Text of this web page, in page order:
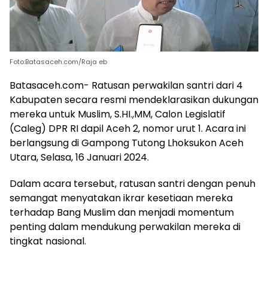
Foto:Batasaceh.com/Raja eb
Batasaceh.com- Ratusan perwakilan santri dari 4
Kabupaten secara resmi mendeklarasikan dukungan
mereka untuk Muslim, S.HI.,MM, Calon Legislatif
(Caleg) DPR RI dapil Aceh 2, nomor urut 1. Acara ini
berlangsung di Gampong Tutong Lhoksukon Aceh
Utara, Selasa, 16 Januari 2024.
Dalam acara tersebut, ratusan santri dengan penuh
semangat menyatakan ikrar kesetiaan mereka
terhadap Bang Muslim dan menjadi momentum
penting dalam mendukung perwakilan mereka di
tingkat nasional.